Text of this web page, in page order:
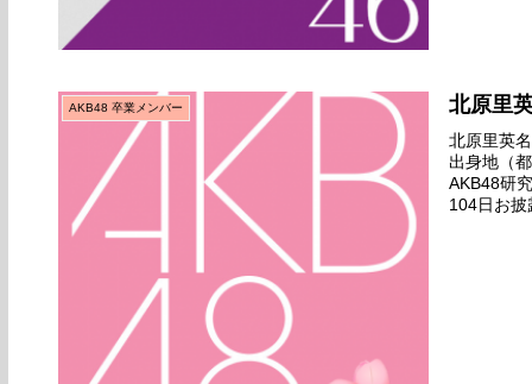
AKB48 卒業メンバー 北原里
北原里英
出身地（
AKB48研
104日お